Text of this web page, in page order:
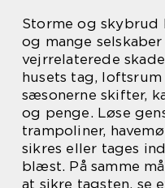
Storme og skybrud
og mange
vejrrelaterede
husets tag,
sæsonerne skifter,
og penge. Løse
trampoliner,
sikres eller tages
blæst. På samme
at sikre tagsten, se